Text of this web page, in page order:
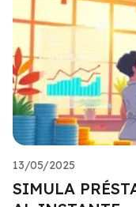
13/05/2025
SIMULA